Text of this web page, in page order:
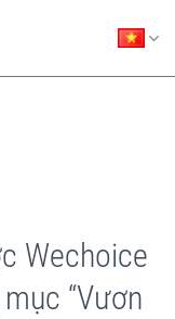
Wechoice
“Vươn